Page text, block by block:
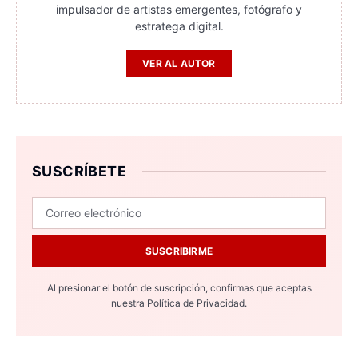
impulsador de artistas emergentes, fotógrafo y
estratega digital.
VER AL AUTOR
SUSCRÍBETE
SUSCRIBIRME
Al presionar el botón de suscripción, confirmas que aceptas
nuestra Política de Privacidad.